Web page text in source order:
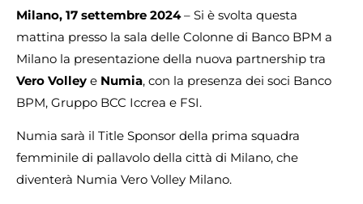
Milano, 17 settembre 2024– Si è svolta questa
mattina presso la sala delle Colonne di Banco BPM a
Milano la presentazione della nuova partnership tra
Vero Volley e Numia, con la presenza dei soci Banco
BPM, Gruppo BCC Iccrea e FSI.
Numia sarà il Title Sponsor della prima squadra
femminile di pallavolo della città di Milano, che
diventerà Numia Vero Volley Milano.